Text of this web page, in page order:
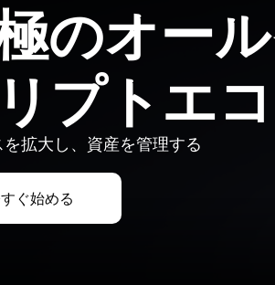
のオー
プトエ
を拡大し、資産を管理する
ぐ始める